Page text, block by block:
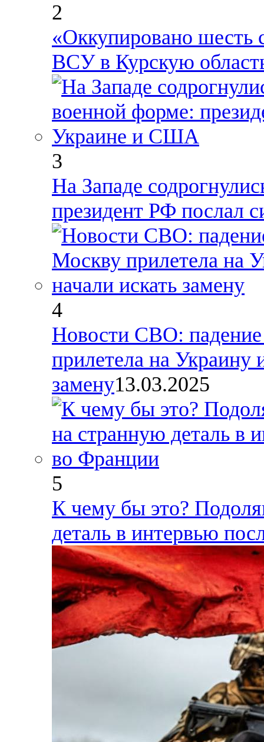
2
«Оккупировано шесть
ВСУ в Курскую
3
На Западе
президент РФ послал
4
Новости СВО:
прилетела на Украину
замену13.03.2025
5
К чему бы это?
деталь в интервью